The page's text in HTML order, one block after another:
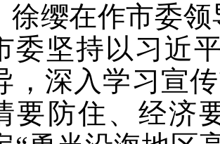
徐缨在作市委
委坚持以习近
，深入学习宣
要防住、经济